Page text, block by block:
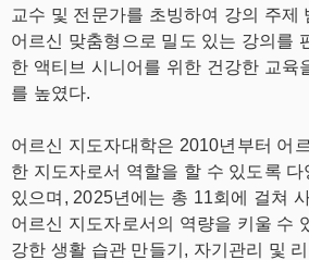
교수 및 전문가를 초빙하여 강의 주제
어르신 맞춤형으로 밀도 있는 강의를
한 액티브 시니어를 위한 건강한 교육
를 높였다.
어르신 지도자대학은 2010년부터 어
한 지도자로서 역할을 할 수 있도록
있으며, 2025년에는 총 11회에 걸쳐
어르신 지도자로서의 역량을 키울 수
강한 생활 습관 만들기, 자기관리 및